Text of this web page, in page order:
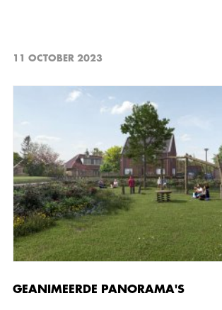
11 OCTOBER 2023
GEANIMEERDE PANORAMA'S